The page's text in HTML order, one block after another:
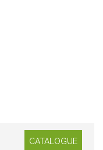
CATALOGUE